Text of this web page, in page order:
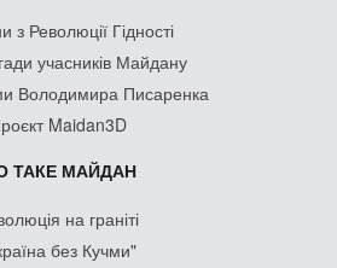
з Революції Гідності
учасників Майдану
Володимира Писаренка
Maidan3D
ТАКЕ МАЙДАН
на граніті
без Кучми"